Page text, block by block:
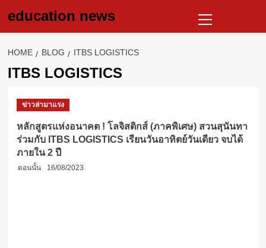
education news
Menu
HOME BLOG ITBS LOGISTICS
ITBS LOGISTICS
ข่าวล่ามาแรง
หลักสูตรแห่งอนาคต ! โลจิสติกส์ (ภาคพิเศษ) สวนสุนันทา
ร่วมกับ ITBS LOGISTICS เรียนวันอาทิตย์วันเดียว จบได้
ภายใน 2 ปี
ตอนนั้น 16/08/2023